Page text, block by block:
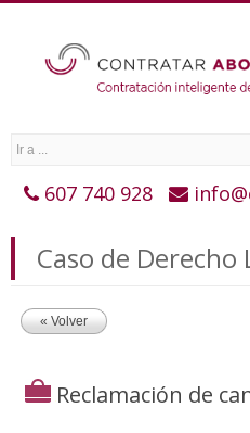
607 740 928
Caso de Derecho
« Volver
Reclamación de